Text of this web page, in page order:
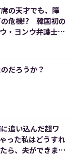
の天才でも、障
の危機!? 韓国初の
・ヨンウ弁護士は
だろうか？
追い込んだ超ワ
った私はどうすれ
ら、夫ができまし